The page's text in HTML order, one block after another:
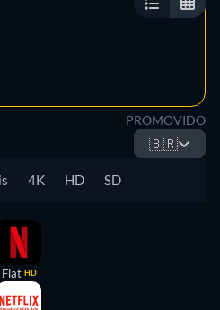
PROMOVIDO
🇧🇷
4K HD SD
Flat HD